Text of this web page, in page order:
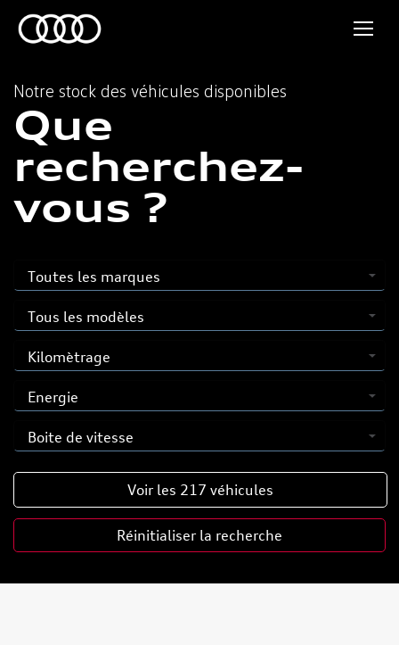
Notre stock des véhicules disponibles
Que
recherchez-
vous ?
Voir les 217 véhicules
Réinitialiser la recherche